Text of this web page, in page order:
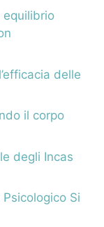
equilibrio
delle
il corpo
degli Incas
Si